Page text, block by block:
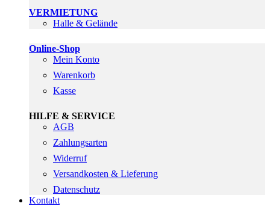
VERMIETUNG
Halle & Gelände
Online-Shop
Mein Konto
Warenkorb
Kasse
HILFE & SERVICE
AGB
Zahlungsarten
Widerruf
Versandkosten & Lieferung
Datenschutz
Kontakt